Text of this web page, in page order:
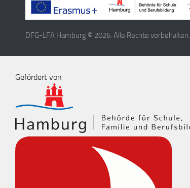
DFG-LFA Hamburg © 2026. Alle Rechte vorbehalten.
Gefördert von